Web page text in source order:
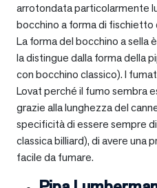
arrotondata particolarmente
bocchino a forma di fischietto
La forma del bocchino a sella
la distingue dalla forma della
con bocchino classico). I
Lovat perché il fumo sembra
grazie alla lunghezza del
specificità di essere sempre
classica billiard), di avere una
facile da fumare.